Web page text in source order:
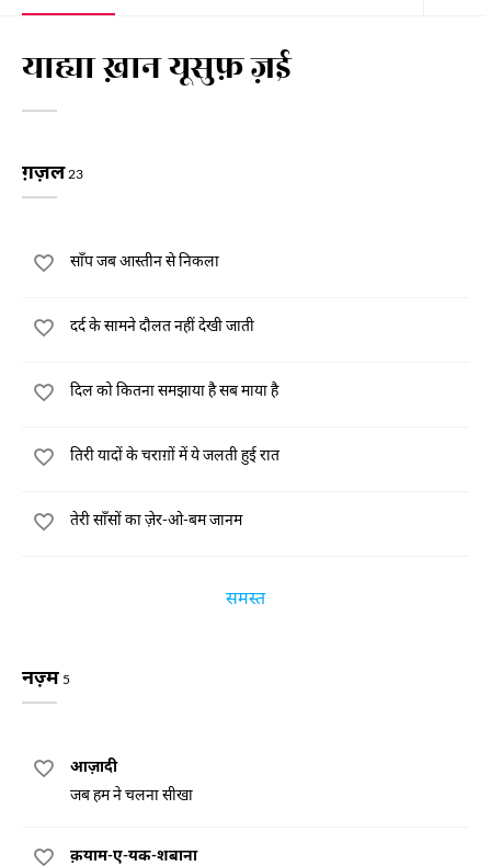
याह्या ख़ान यूसुफ़ ज़ई
ग़ज़ल23
साँप जब आस्तीन से निकला
दर्द के सामने दौलत नहीं देखी जाती
दिल को कितना समझाया है सब माया है
तिरी यादों के चराग़ों में ये जलती हुई रात
तेरी साँसों का ज़ेर-ओ-बम जानम
समस्त
नज़्म 5
आज़ादी
जब हम ने चलना सीखा
क़याम-ए-यक-शबाना